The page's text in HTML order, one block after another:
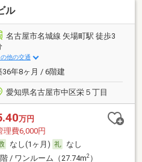
ル
名古屋市名城線 矢場町駅 徒歩3
の他の交通
36年8ヶ月 / 6階建
愛知県名古屋市中区栄５丁目
万円
理費6,000円
なし(1ヶ月)
なし
/ ワンルーム（27.74m2）